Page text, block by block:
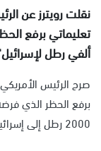
نقلت رويترز عن
تعليماتي برفع
ألفي رطل
صرح الرئيس
برفع الحظر الذي
2000 رطل إلى إسرائيل.